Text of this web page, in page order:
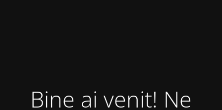
Bine ai venit! Ne